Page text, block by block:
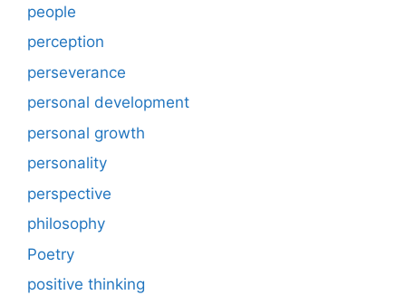
people
perception
perseverance
personal development
personal growth
personality
perspective
philosophy
Poetry
positive thinking